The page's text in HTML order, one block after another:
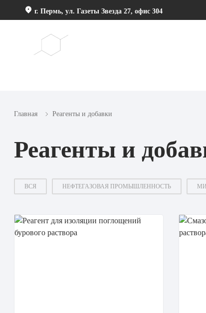
г. Пермь, ул. Газеты Звезда 27, офис 304
Главная Реагенты и добавки
Реагенты и
ВСЯ НЕФТЕГАЗОВАЯ ПРОМЫШЛЕННОСТЬ